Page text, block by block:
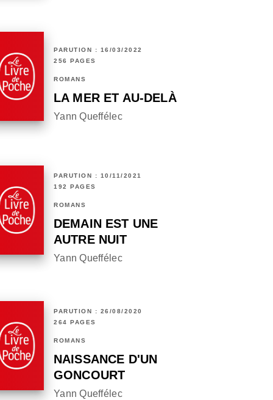
PARUTION : 16/03/2022
256 PAGES
ROMANS
LA MER ET AU-DELÀ
Yann Queffélec
PARUTION : 10/11/2021
192 PAGES
ROMANS
DEMAIN EST UNE
AUTRE NUIT
Yann Queffélec
PARUTION : 26/08/2020
264 PAGES
ROMANS
NAISSANCE D'UN
GONCOURT
Yann Queffélec